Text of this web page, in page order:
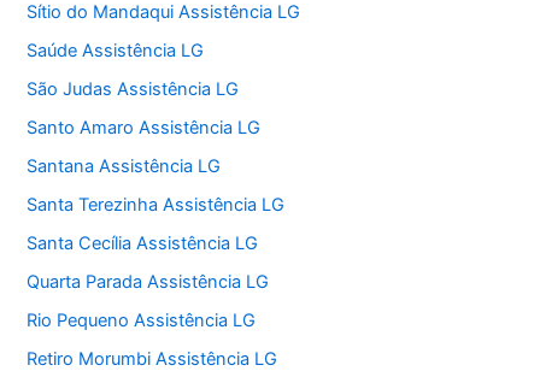
Sítio do Mandaqui Assistência LG
Saúde Assistência LG
São Judas Assistência LG
Santo Amaro Assistência LG
Santana Assistência LG
Santa Terezinha Assistência LG
Santa Cecília Assistência LG
Quarta Parada Assistência LG
Rio Pequeno Assistência LG
Retiro Morumbi Assistência LG